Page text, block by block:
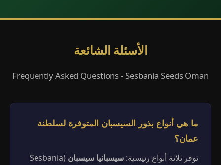
الأسئلة الشائعة
Frequently Asked Questions - Sesbania Seeds Oman
ما هي أنواع بذور السيسبان المتوفرة لسلطنة
عمان؟
نوفر ثلاثة أنواع رئيسية: سيسبانيا سيسبان (Sesbania